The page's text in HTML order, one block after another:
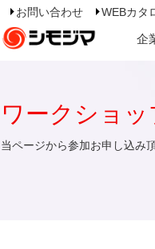
お問い合わせ WEBカタ
企
ワークショ
当ページから参加お申し込み